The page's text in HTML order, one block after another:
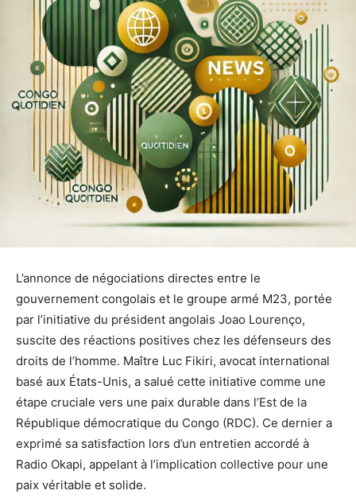
L’annonce de négociations directes entre le
gouvernement congolais et le groupe armé M23, portée
par l’initiative du président angolais Joao Lourenço,
suscite des réactions positives chez les défenseurs des
droits de l’homme. Maître Luc Fikiri, avocat international
basé aux États-Unis, a salué cette initiative comme une
étape cruciale vers une paix durable dans l’Est de la
République démocratique du Congo (RDC). Ce dernier a
exprimé sa satisfaction lors d’un entretien accordé à
Radio Okapi, appelant à l’implication collective pour une
paix véritable et solide.